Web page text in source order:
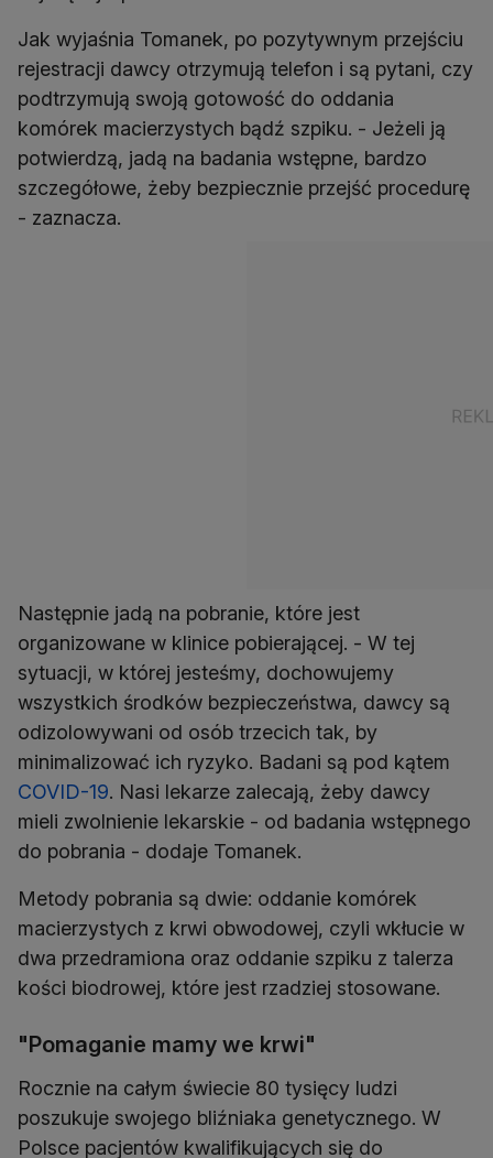
Jak wyjaśnia Tomanek, po pozytywnym przejściu
rejestracji dawcy otrzymują telefon i są pytani, czy
podtrzymują swoją gotowość do oddania
komórek macierzystych bądź szpiku. - Jeżeli ją
potwierdzą, jadą na badania wstępne, bardzo
szczegółowe, żeby bezpiecznie przejść procedurę
- zaznacza.
Następnie jadą na pobranie, które jest
organizowane w klinice pobierającej. - W tej
sytuacji, w której jesteśmy, dochowujemy
wszystkich środków bezpieczeństwa, dawcy są
odizolowywani od osób trzecich tak, by
minimalizować ich ryzyko. Badani są pod kątem
COVID-19. Nasi lekarze zalecają, żeby dawcy
mieli zwolnienie lekarskie - od badania wstępnego
do pobrania - dodaje Tomanek.
Metody pobrania są dwie: oddanie komórek
macierzystych z krwi obwodowej, czyli wkłucie w
dwa przedramiona oraz oddanie szpiku z talerza
kości biodrowej, które jest rzadziej stosowane.
"Pomaganie mamy we krwi"
Rocznie na całym świecie 80 tysięcy ludzi
poszukuje swojego bliźniaka genetycznego. W
Polsce pacjentów kwalifikujących się do